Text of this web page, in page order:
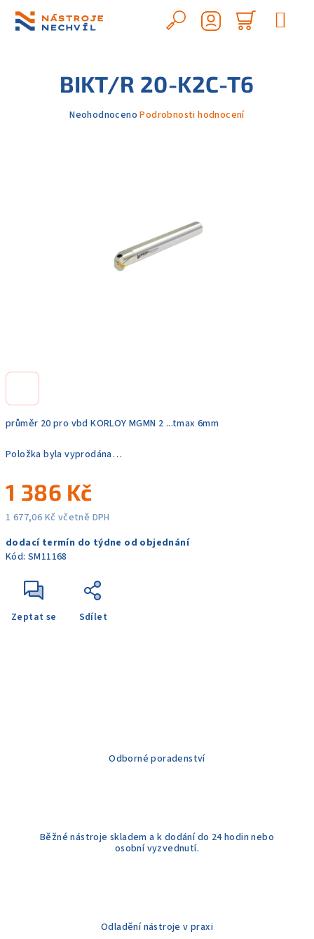
obsah
Hledat
košík
průměr 20 pro vbd KORLOY MGMN 2 ...tmax 6mm
Položka byla vyprodána…
1 386 Kč
1 677,06 Kč včetně DPH
cena:
dodací termín do týdne od objednání
Kód: SM11168
Zeptat se Sdílet
BIKT/R 20-K2C-T6
Průměrné
Neohodnoceno Podrobnosti hodnocení
Odborné poradenství
Běžné nástroje skladem a k dodání do 24 hodin nebo
osobní vyzvednutí.
Odladění nástroje v praxi